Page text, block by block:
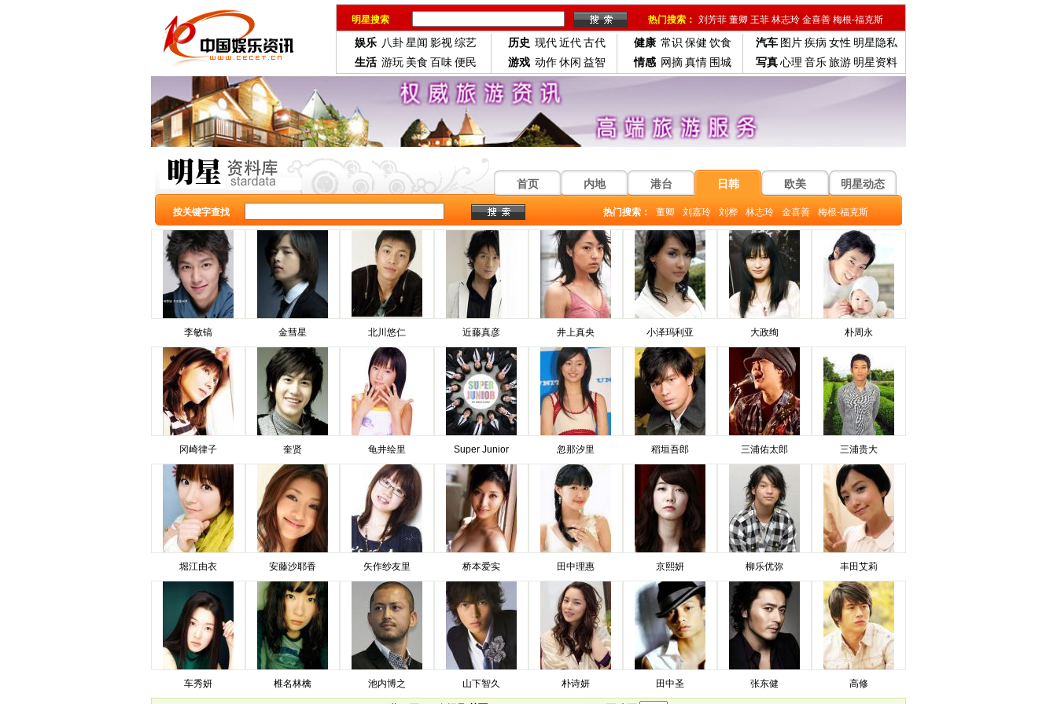
明星搜索 热门搜索： 刘芳菲 董卿 王菲 林志玲 金喜善 梅根-福克斯
娱乐 八卦星闻 影视综艺
生活 游玩 美食 百味便民
历史 现代 近代 古代
游戏 动作 休闲 益智
健康 常识 保健 饮食
情感 网摘 真情 围城
汽车 图片疾病 女性 明星隐私
写真心理 音乐旅游 明星资料
首页 内地 港台 日韩 欧美 明星动态
按关键字查找 热门搜索： 董卿 刘嘉玲 刘桦 林志玲 金喜善 梅根-福克斯
李敏镐 金彗星 北川悠仁 近藤真彦 井上真央 小泽玛利亚 大政绚 朴周永
冈崎律子 奎贤 龟井绘里 Super Junior 忽那汐里 稻垣吾郎 三浦佑太郎 三浦贵大
堀江由衣 安藤沙耶香 矢作纱友里 桥本爱实 田中理惠 京熙妍 柳乐优弥 丰田艾莉
车秀妍 椎名林檎 池内博之 山下智久 朴诗妍 田中圣 张东健 高修